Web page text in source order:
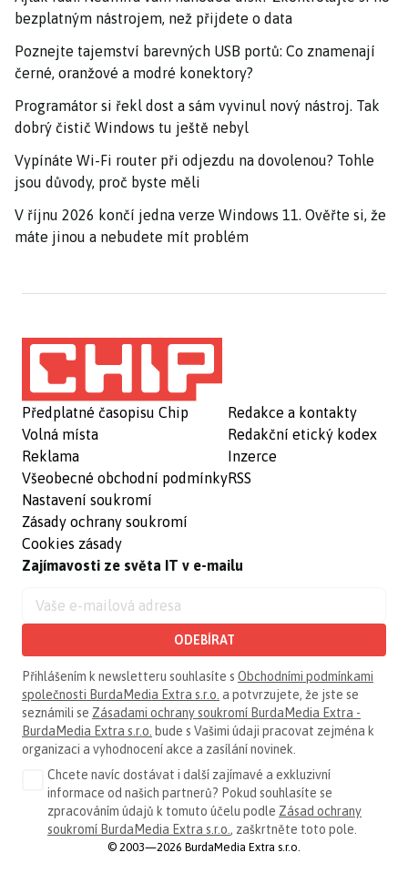
bezplatným nástrojem, než přijdete o data
Poznejte tajemství barevných USB portů: Co znamenají
černé, oranžové a modré konektory?
Programátor si řekl dost a sám vyvinul nový nástroj. Tak
dobrý čistič Windows tu ještě nebyl
Vypínáte Wi-Fi router při odjezdu na dovolenou? Tohle
jsou důvody, proč byste měli
V říjnu 2026 končí jedna verze Windows 11. Ověřte si, že
máte jinou a nebudete mít problém
Předplatné časopisu Chip
Volná místa
Reklama
Všeobecné obchodní podmínky
Nastavení soukromí
Zásady ochrany soukromí
Cookies zásady
Redakce a kontakty
Redakční etický kodex
Inzerce
RSS
Zajímavosti ze světa IT v e-mailu
ODEBÍRAT
Přihlášením k newsletteru souhlasíte s Obchodními podmínkami
společnosti BurdaMedia Extra s.r.o. a potvrzujete, že jste se
seznámili se Zásadami ochrany soukromí BurdaMedia Extra -
BurdaMedia Extra s.r.o. bude s Vašimi údaji pracovat zejména k
organizaci a vyhodnocení akce a zasílání novinek.
Chcete navíc dostávat i další zajímavé a exkluzivní
informace od našich partnerů? Pokud souhlasíte se
zpracováním údajů k tomuto účelu podle Zásad ochrany
soukromí BurdaMedia Extra s.r.o. , zaškrtněte toto pole.
© 2003—2026 BurdaMedia Extra s.r.o.